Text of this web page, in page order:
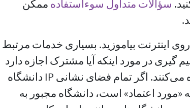
سؤالات متداول سوءاستفاده ممکن
اینترنت بیاموزید. بسیاری خدمات مرتبط
گیری در مورد اینکه آیا مشترک اجازه دارد
محتوای آن‌ها را ببیند یا خیر استفاده می‌کنند. اگر تمام فضای نشانی IP دانشگاه
«مورد اعتماد» است، دانشگاه مجبور به